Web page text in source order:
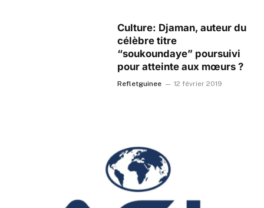
Culture: Djaman, auteur du
célèbre titre
“soukoundaye” poursuivi
pour atteinte aux mœurs ?
Refletguinee 12 février 2019